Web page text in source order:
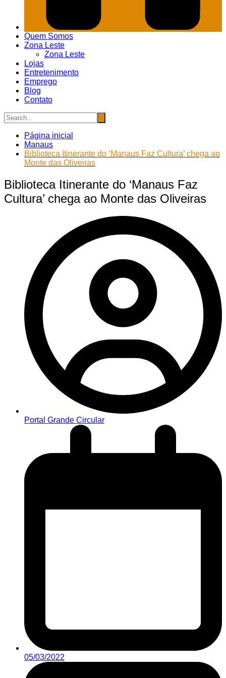
Quem Somos
Zona Leste
Zona Leste
Lojas
Entretenimento
Emprego
Blog
Contato
Página inicial
Manaus
Biblioteca Itinerante do ‘Manaus Faz Cultura’ chega ao
Monte das Oliveiras
Biblioteca Itinerante do ‘Manaus Faz
Cultura’ chega ao Monte das Oliveiras
Portal Grande Circular
05/03/2022